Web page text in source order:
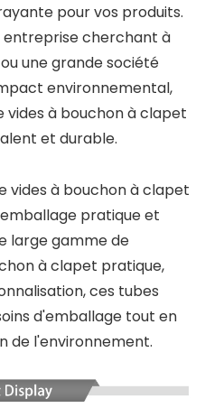
pour vos produits.
entreprise cherchant à
une grande société
environnemental,
vides à bouchon à clapet
et durable.
vides à bouchon à clapet
pratique et
large gamme de
à clapet pratique,
ces tubes
d'emballage tout en
de l'environnement.